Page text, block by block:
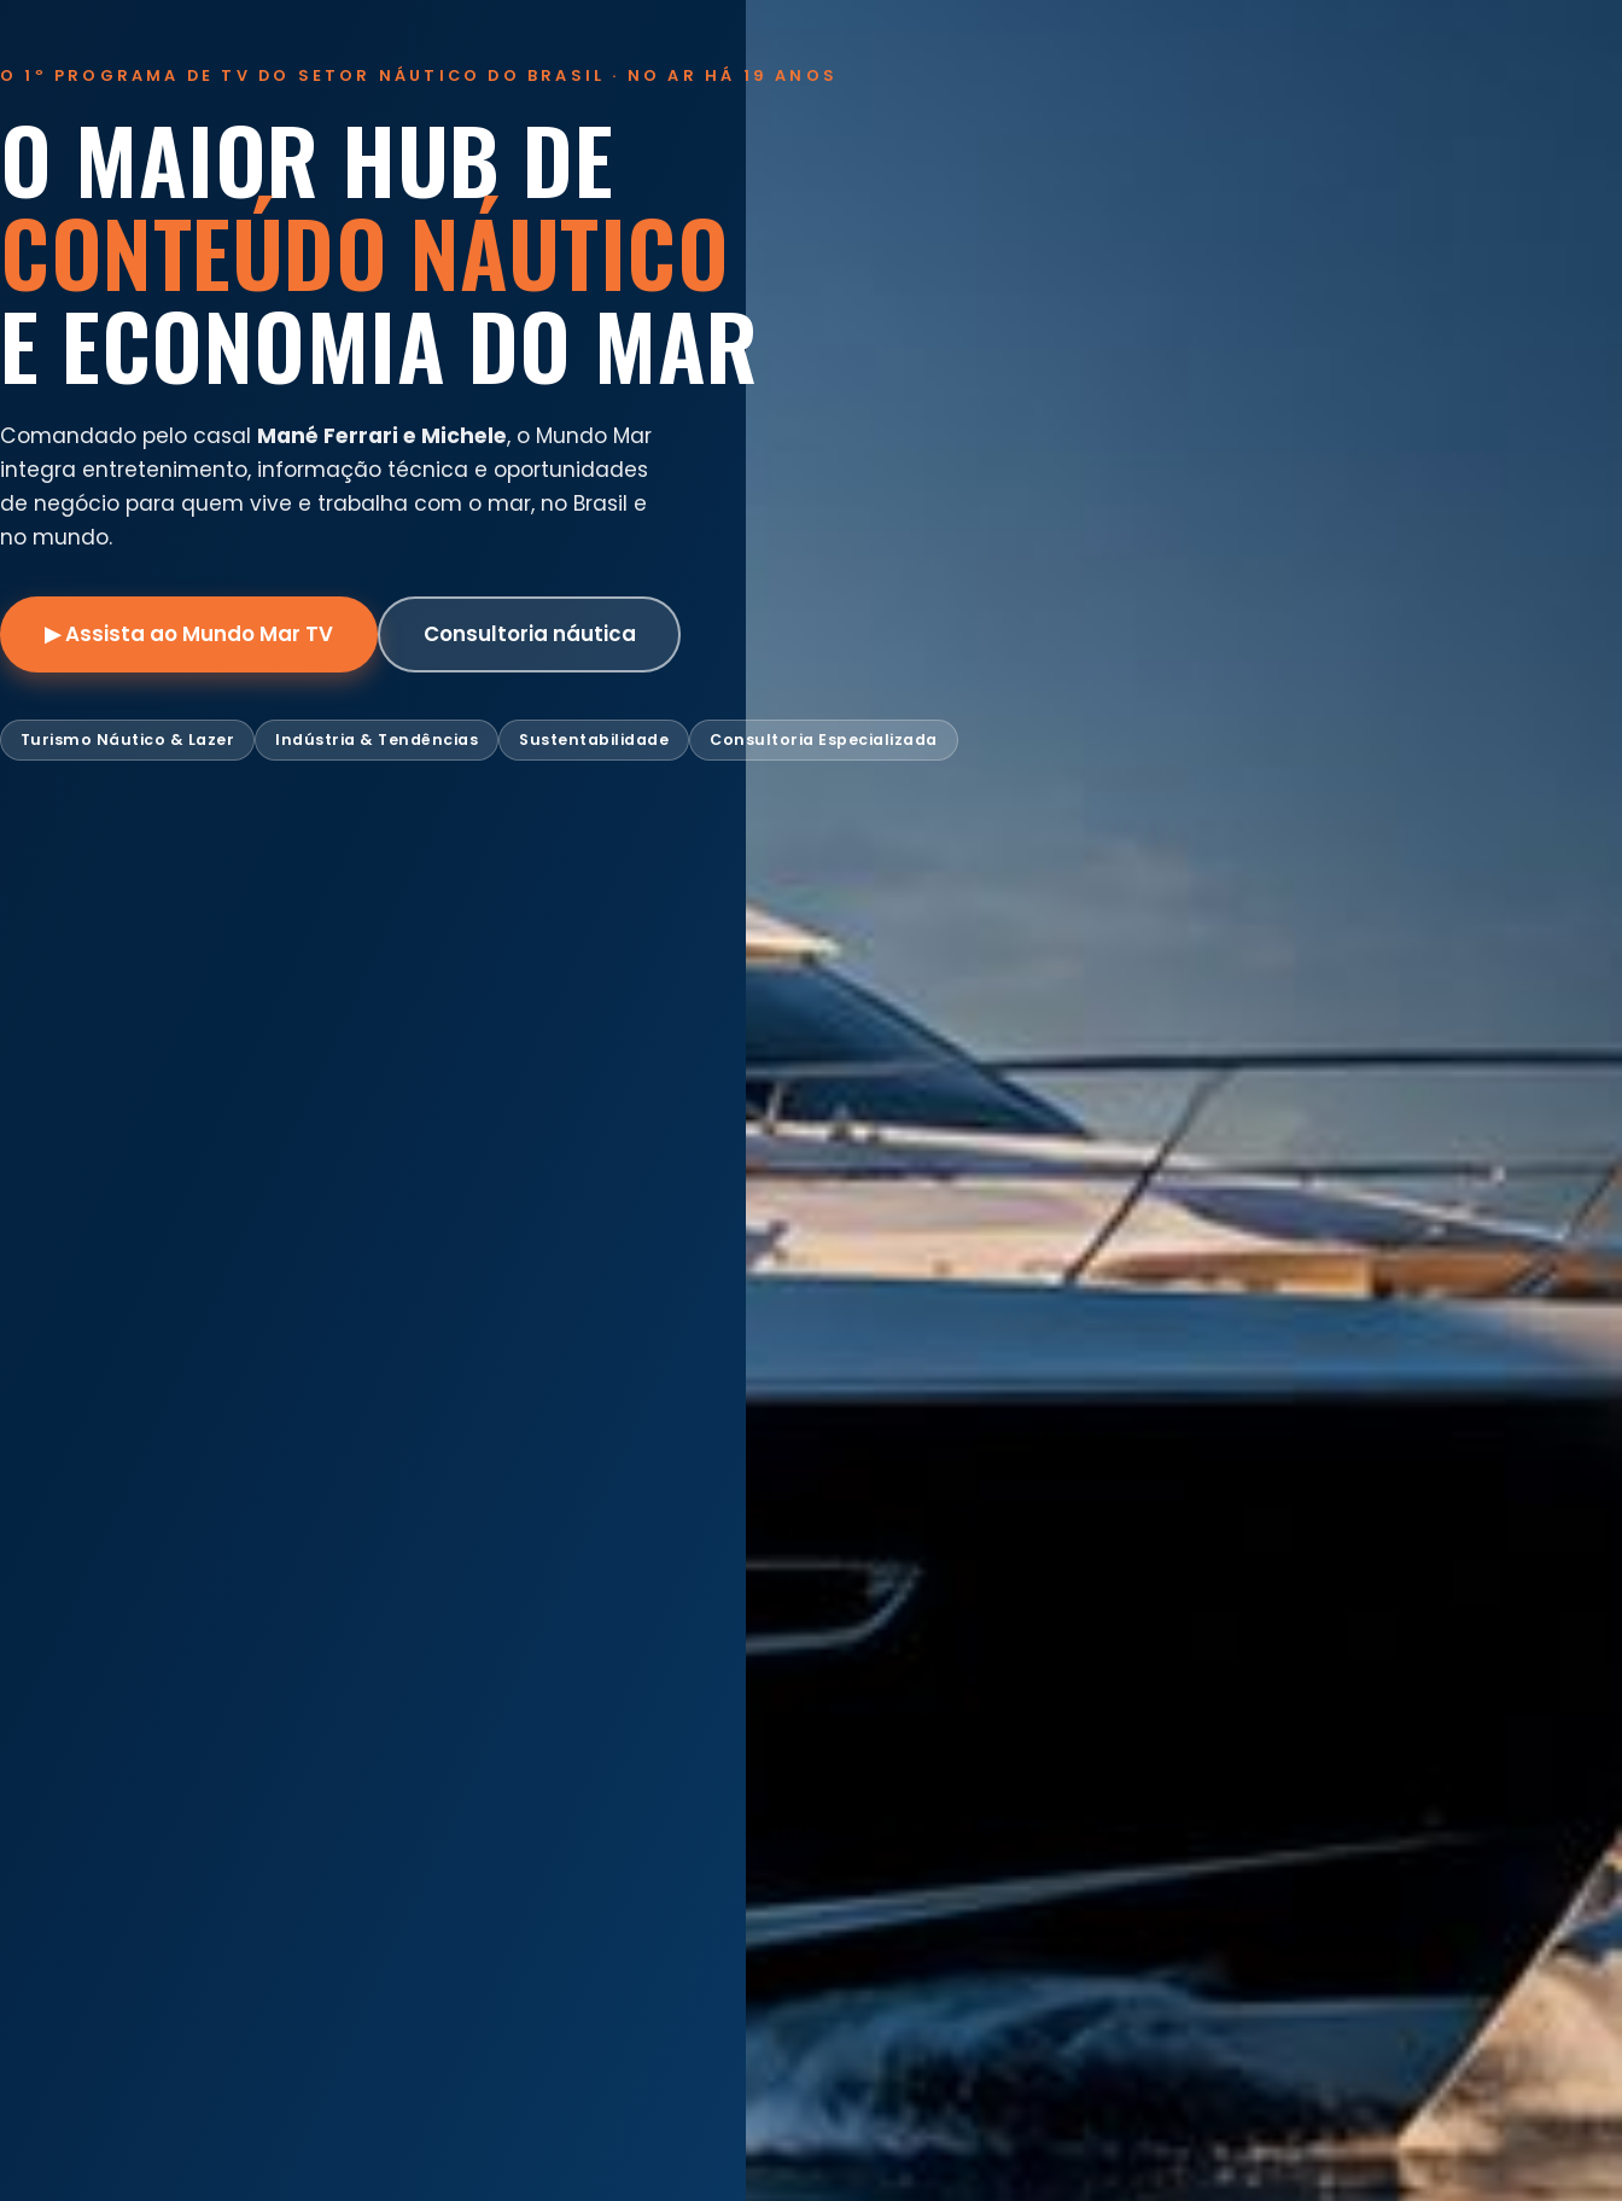
O 1º PROGRAMA DE TV DO SETOR NÁUTICO DO BRASIL · NO AR HÁ 19 ANOS
O MAIOR HUB DE
CONTEÚDO NÁUTICO
E ECONOMIA DO MAR
Comandado pelo casal Mané Ferrari e Michele, o Mundo Mar
integra entretenimento, informação técnica e oportunidades
de negócio para quem vive e trabalha com o mar, no Brasil e
no mundo.
▶ Assista ao Mundo Mar TV Consultoria náutica
Turismo Náutico & Lazer Indústria & Tendências Sustentabilidade Consultoria Especializada